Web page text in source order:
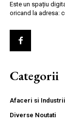
Este un spațiu
oricand la adresa:
Categorii
Afaceri si Industrii
Diverse Noutati